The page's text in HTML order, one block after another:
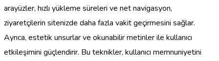
arayüzler, hızlı yükleme süreleri ve net navigasyon,
ziyaretçilerin sitenizde daha fazla vakit geçirmesini sağlar.
Ayrıca, estetik unsurlar ve okunabilir metinler ile kullanıcı
etkileşimini güçlendirir. Bu teknikler, kullanıcı memnuniyetini